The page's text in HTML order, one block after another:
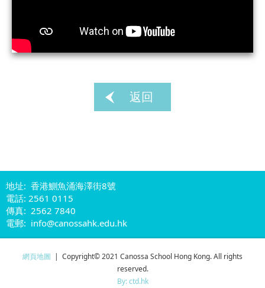
返回
地址: 香港鰂魚涌海澤街8號
電話: 2561 0115
傳真: 2562 7840
電郵: info@canossahk.edu.hk
網頁地圖 | Copyright© 2021 Canossa School Hong Kong. All rights
reserved.
By: ctd.hk